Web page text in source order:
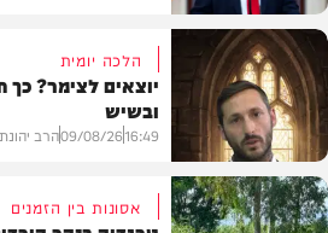
בעולם
הלכה יומית
יוצאים לצימר?
ובשיש
16:49
09/08/26הרב
אסונות בין הזמנים